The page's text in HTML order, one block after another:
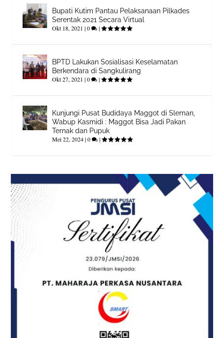
Bupati Kutim Pantau Pelaksanaan Pilkades
Serentak 2021 Secara Virtual
Okt 18, 2021 |0 |
BPTD Lakukan Sosialisasi Keselamatan
Berkendara di Sangkulirang
Okt 27, 2021 |0 |
Kunjungi Pusat Budidaya Maggot di Sleman,
Wabup Kasmidi : Maggot Bisa Jadi Pakan
Ternak dan Pupuk
Mei 22, 2024|0 |